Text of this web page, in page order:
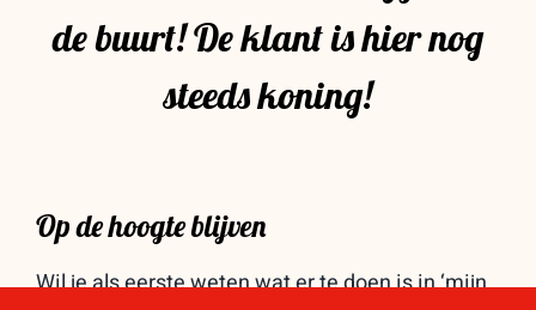
de buurt! De klant is hier nog
steeds koning!
Op de hoogte blijven
Wil je als eerste weten wat er te doen is in ‘mijn